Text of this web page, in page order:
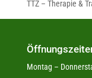
TTZ – Therapie &
Montag –